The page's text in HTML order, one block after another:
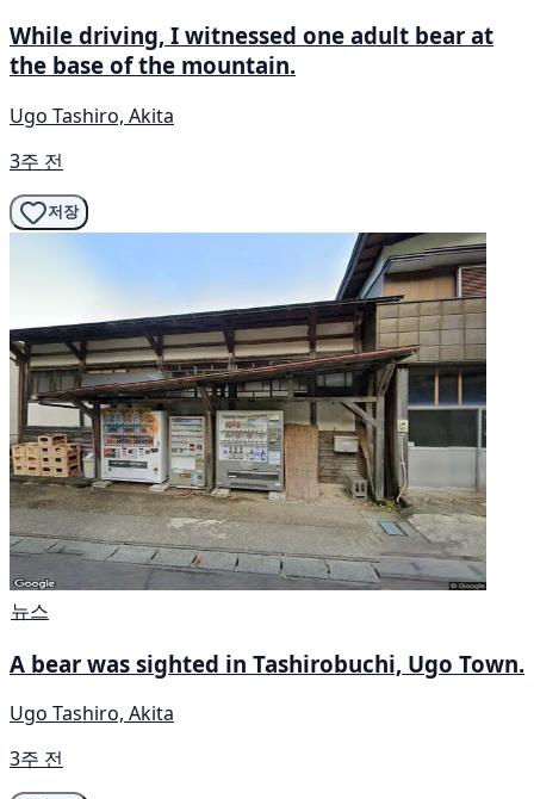
While driving, I witnessed one adult bear at
the base of the mountain.
Ugo Tashiro, Akita
3주 전
저장
뉴스
A bear was sighted in Tashirobuchi, Ugo Town.
Ugo Tashiro, Akita
3주 전